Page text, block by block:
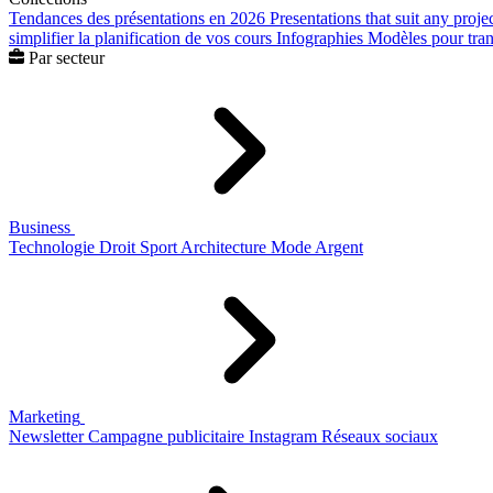
Tendances des présentations en 2026 Presentations that suit any
simplifier la planification de vos cours Infographies Modèles pour
Par secteur
Business
Technologie Droit Sport Architecture Mode Argent
Marketing
Newsletter Campagne publicitaire Instagram Réseaux sociaux